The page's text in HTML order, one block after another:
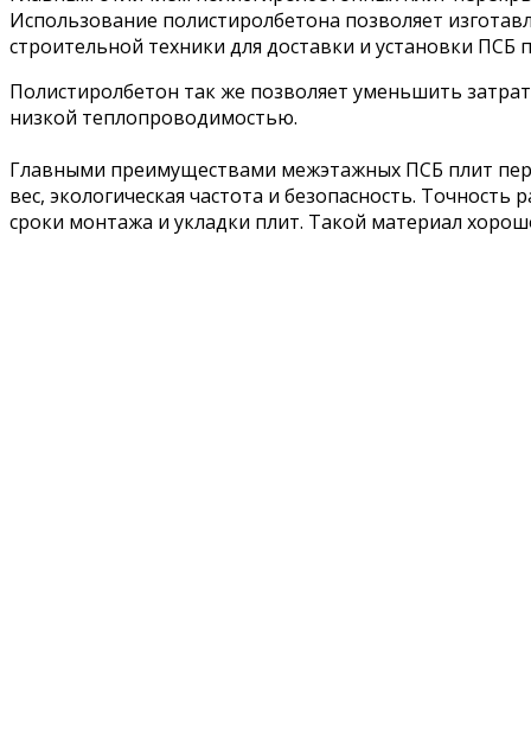
Использование полистиролбетона позволяет
строительной техники для доставки и установки ПСБ
Полистиролбетон так же позволяет уменьшить
низкой теплопроводимостью.
Главными преимуществами межэтажных ПСБ плит
вес, экологическая частота и безопасность.
сроки монтажа и укладки плит. Такой материал